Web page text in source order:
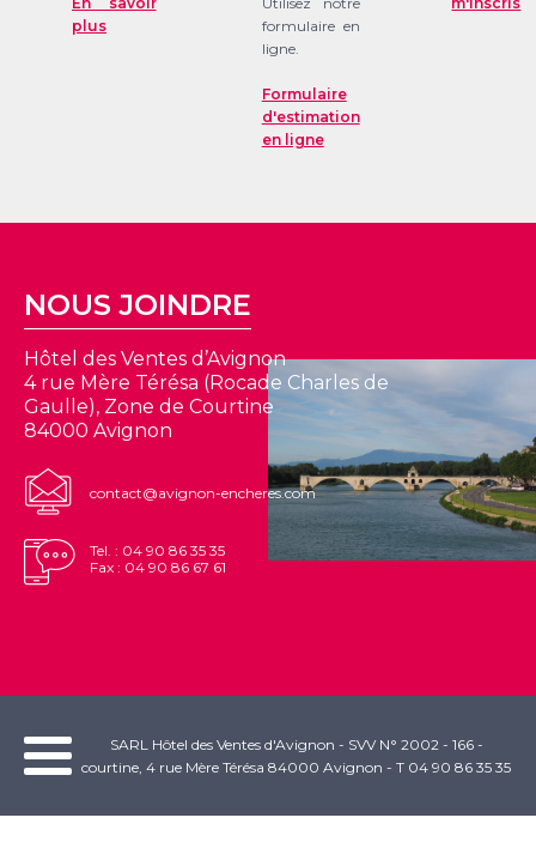
plus
formulaire en
ligne.
Formulaire
d'estimation
en ligne
NOUS JOINDRE
Hôtel des Ventes d’Avignon
4 rue Mère Térésa (Rocade Charles de
Gaulle), Zone de Courtine
84000 Avignon
contact@avignon-encheres.com
Tel. : 04 90 86 35 35
Fax : 04 90 86 67 61
SARL Hôtel des Ventes d'Avignon - SVV N° 2002 - 166 -
courtine, 4 rue Mère Térésa 84000 Avignon - T 04 90 86 35 35